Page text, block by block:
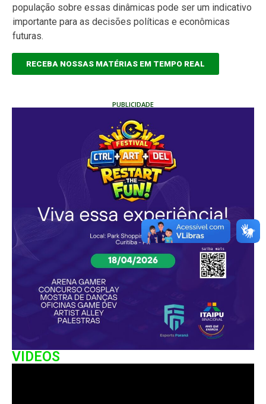
população sobre essas dinâmicas pode ser um indicativo
importante para as decisões políticas e econômicas
futuras.
RECEBA NOSSAS MATÉRIAS EM TEMPO REAL
PUBLICIDADE
VIDEOS